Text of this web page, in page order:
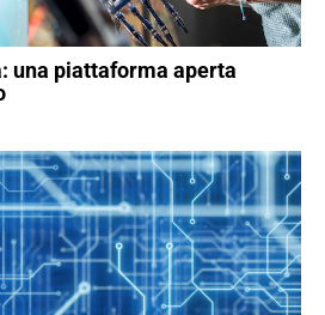
una piattaforma aperta